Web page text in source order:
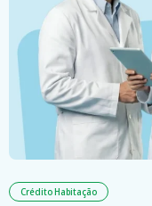
Crédito Habitação